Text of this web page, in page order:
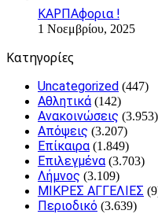
ΚΑΡΠΑφορια !
1 Νοεμβρίου, 2025
Kατηγορίες
Uncategorized (447)
Αθλητικά (142)
Ανακοινώσεις (3.953)
Απόψεις (3.207)
Επίκαιρα (1.849)
Επιλεγμένα (3.703)
Λήμνος (3.109)
ΜΙΚΡΕΣ ΑΓΓΕΛΙΕΣ
Περιοδικό (3.639)